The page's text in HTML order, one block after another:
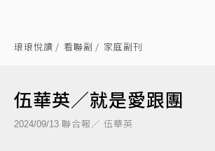
琅琅悅讀 看聯副 家庭副刊
伍華英／就是愛跟團
2024/09/13 聯合報／ 伍華英